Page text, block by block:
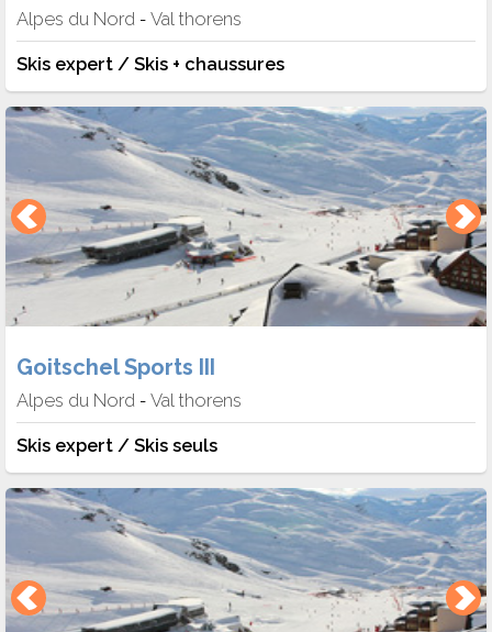
Alpes du Nord - Val thorens
Skis expert / Skis + chaussures
Goitschel Sports III
Alpes du Nord - Val thorens
Skis expert / Skis seuls